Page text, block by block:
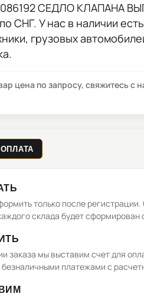
СЕДЛО КЛАПАНА
СНГ. У нас в наличии
грузовых
цена по запросу, свяжитесь
только после
склада будет сформирован
заказа мы выставим счет для
платежами с